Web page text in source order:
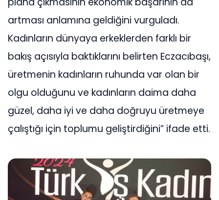
artması anlamına geldiğini vurguladı.
Kadınların dünyaya erkeklerden farklı bir
bakış açısıyla baktıklarını belirten Eczacıbaşı,
üretmenin kadınların ruhunda var olan bir
olgu olduğunu ve kadınların daima daha
güzel, daha iyi ve daha doğruyu üretmeye
çalıştığı için toplumu geliştirdiğini” ifade etti.